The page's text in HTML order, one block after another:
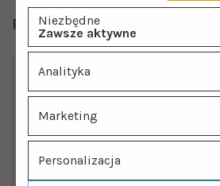
Polecamy również
Niezbędne
Zawsze aktywne
Analityka
Marketing
Personalizacja